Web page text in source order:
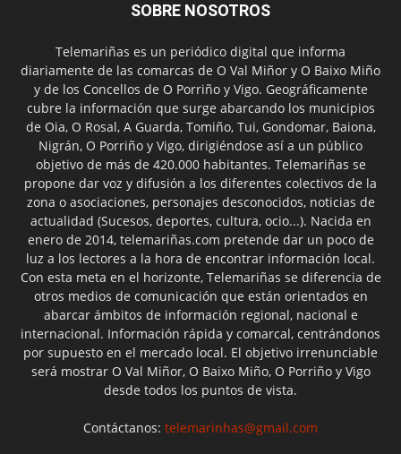
SOBRE NOSOTROS
Telemariñas es un periódico digital que informa
diariamente de las comarcas de O Val Miñor y O Baixo Miño
y de los Concellos de O Porriño y Vigo. Geográficamente
cubre la información que surge abarcando los municipios
de Oia, O Rosal, A Guarda, Tomiño, Tui, Gondomar, Baiona,
Nigrán, O Porriño y Vigo, dirigiéndose así a un público
objetivo de más de 420.000 habitantes. Telemariñas se
propone dar voz y difusión a los diferentes colectivos de la
zona o asociaciones, personajes desconocidos, noticias de
actualidad (Sucesos, deportes, cultura, ocio...). Nacida en
enero de 2014, telemariñas.com pretende dar un poco de
luz a los lectores a la hora de encontrar información local.
Con esta meta en el horizonte, Telemariñas se diferencia de
otros medios de comunicación que están orientados en
abarcar ámbitos de información regional, nacional e
internacional. Información rápida y comarcal, centrándonos
por supuesto en el mercado local. El objetivo irrenunciable
será mostrar O Val Miñor, O Baixo Miño, O Porriño y Vigo
desde todos los puntos de vista.
Contáctanos: telemarinhas@gmail.com